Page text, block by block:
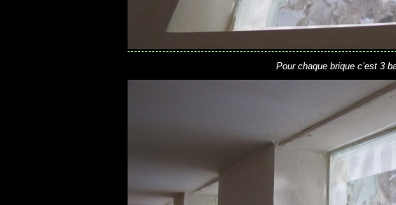
Pour chaque brique c’est 3